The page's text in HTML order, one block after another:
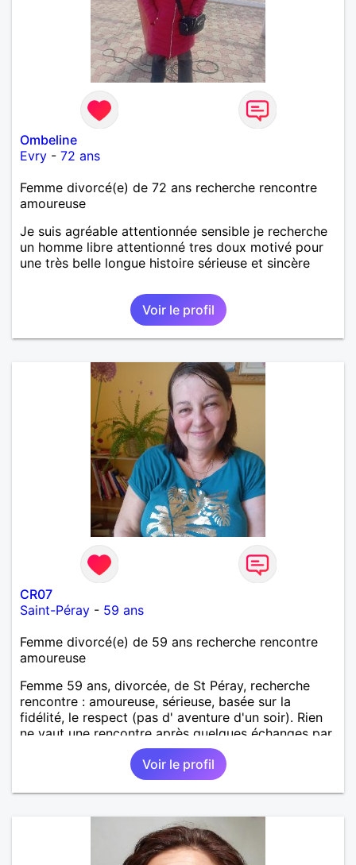
Ombeline
Evry - 72 ans
Femme divorcé(e) de 72 ans recherche rencontre
amoureuse
Je suis agréable attentionnée sensible je recherche
un homme libre attentionné tres doux motivé pour
une très belle longue histoire sérieuse et sincère
Voir le profil
CR07
Saint-Péray - 59 ans
Femme divorcé(e) de 59 ans recherche rencontre
amoureuse
Femme 59 ans, divorcée, de St Péray, recherche
rencontre : amoureuse, sérieuse, basée sur la
fidélité, le respect (pas d' aventure d'un soir). Rien
ne vaut une rencontre après quelques échanges par
messages pour savoir si il y a un feeling entre les
deux et le désir de se revoir. Au plaisir de se
Voir le profil